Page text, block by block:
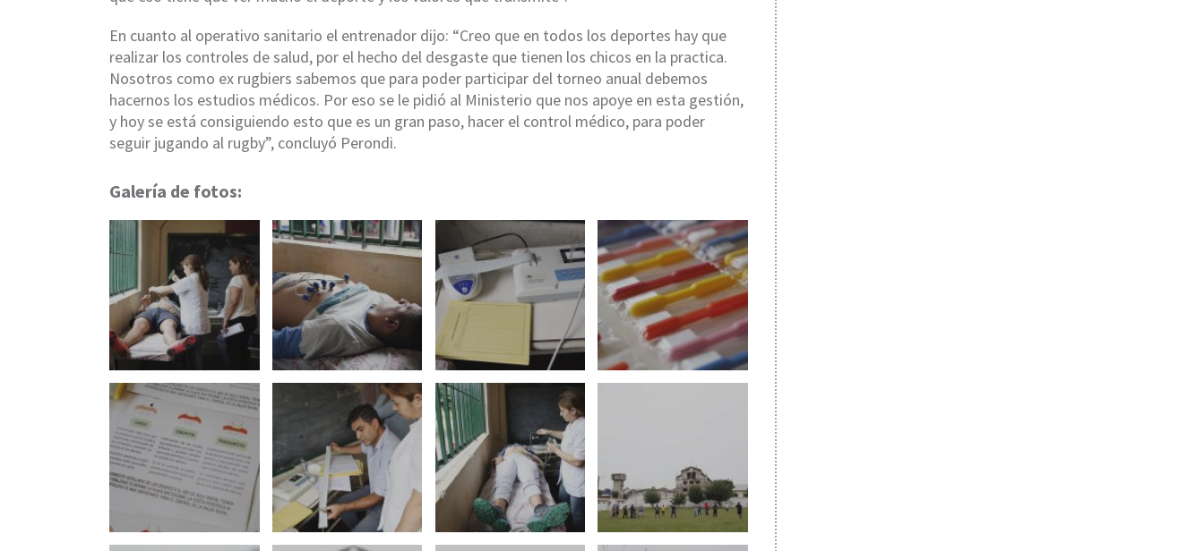
En cuanto al operativo sanitario el entrenador dijo: “Creo que en todos los deportes hay que
realizar los controles de salud, por el hecho del desgaste que tienen los chicos en la practica.
Nosotros como ex rugbiers sabemos que para poder participar del torneo anual debemos
hacernos los estudios médicos. Por eso se le pidió al Ministerio que nos apoye en esta gestión,
y hoy se está consiguiendo esto que es un gran paso, hacer el control médico, para poder
seguir jugando al rugby”, concluyó Perondi.
Galería de fotos: